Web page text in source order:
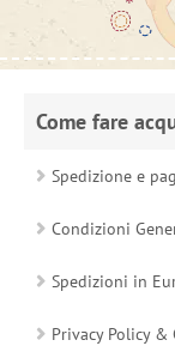
Come fare
Spedizione e
Condizioni
Spedizioni in
Privacy Policy &